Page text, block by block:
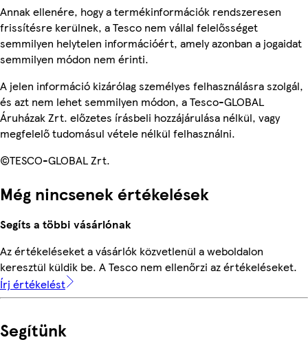
Annak ellenére, hogy a termékinformációk rendszeresen
frissítésre kerülnek, a Tesco nem vállal felelősséget
semmilyen helytelen információért, amely azonban a jogaidat
semmilyen módon nem érinti.
A jelen információ kizárólag személyes felhasználásra szolgál,
és azt nem lehet semmilyen módon, a Tesco-GLOBAL
Áruházak Zrt. előzetes írásbeli hozzájárulása nélkül, vagy
megfelelő tudomásul vétele nélkül felhasználni.
©TESCO-GLOBAL Zrt.
Még nincsenek értékelések
Segíts a többi vásárlónak
Az értékeléseket a vásárlók közvetlenül a weboldalon
keresztül küldik be. A Tesco nem ellenőrzi az értékeléseket.
Írj értékelést
Segítünk